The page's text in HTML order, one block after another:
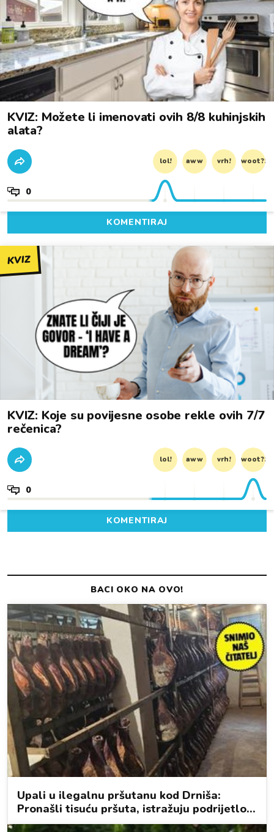
KVIZ: Možete li imenovati ovih 8/8 kuhinjskih
alata?
lol! aww vrh! woot?!
0
KOMENTIRAJ
KVIZ
KVIZ: Koje su povijesne osobe rekle ovih 7/7
rečenica?
lol! aww vrh! woot?!
0
KOMENTIRAJ